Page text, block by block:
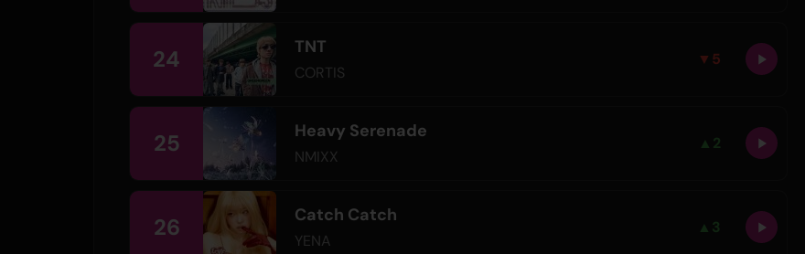
24 TNT
CORTIS
▼ 5
25 Heavy Serenade
NMIXX
▲ 2
26 Catch Catch
YENA
▲ 3